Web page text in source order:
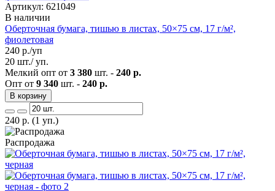
Артикул: 621049
В наличии
Оберточная бумага, тишью в листах, 50×75 см, 17 г/м²,
фиолетовая
240 р./уп
20 шт./ уп.
Мелкий опт от 3 380 шт. - 240 р.
Опт от 9 340 шт. - 240 р.
В корзину
240 р. (1 уп.)
Распродажа